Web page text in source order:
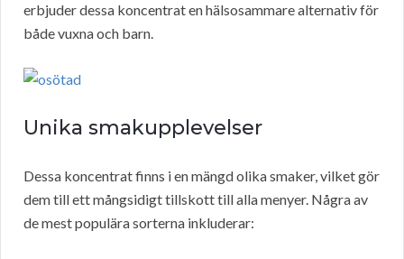
erbjuder dessa koncentrat en hälsosammare alternativ för
både vuxna och barn.
Unika smakupplevelser
Dessa koncentrat finns i en mängd olika smaker, vilket gör
dem till ett mångsidigt tillskott till alla menyer. Några av
de mest populära sorterna inkluderar: